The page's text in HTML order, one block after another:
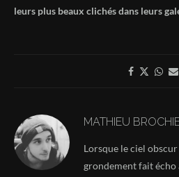
leurs plus beaux clichés dans leurs
MATHIEU
Lorsque le ciel
grondement fait écho